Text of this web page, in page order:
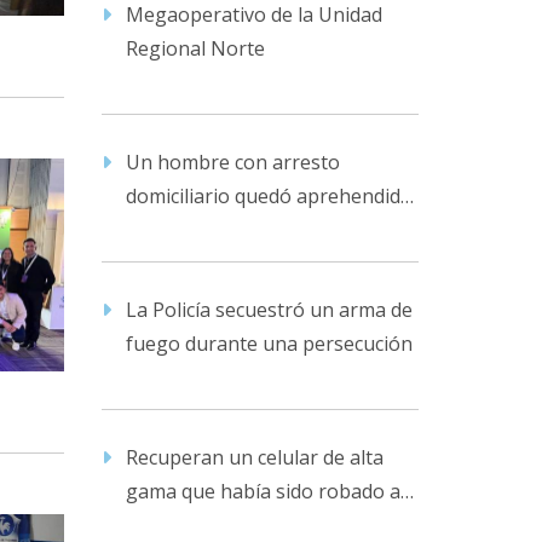
Megaoperativo de la Unidad
Regional Norte
Un hombre con arresto
domiciliario quedó aprehendido
familiar
La Policía secuestró un arma de
fuego durante una persecución
Recuperan un celular de alta
gama que había sido robado a